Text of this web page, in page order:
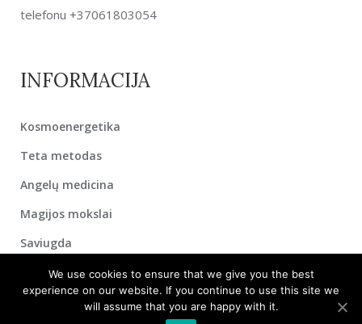
telefonu +37061803054
INFORMACIJA
Kosmoenergetika
Teta metodas
Angelų medicina
Magijos mokslai
Saviugda
Paveikslai
Aktualijos
We use cookies to ensure that we give you the best
experience on our website. If you continue to use this site we
will assume that you are happy with it.